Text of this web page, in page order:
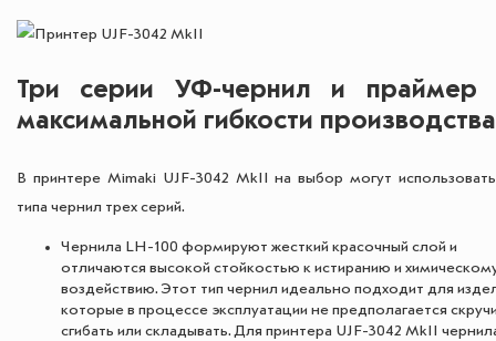
Три серии УФ-чернил и праймер
максимальной гибкости производства
В принтере Mimaki UJF-3042 MkII на выбор могут
типа чернил трех серий.
Чернила LH-100 формируют жесткий красочный слой и
отличаются высокой стойкостью к истиранию и
воздействию. Этот тип чернил идеально подходит для
которые в процессе эксплуатации не предполагается
сгибать или складывать. Для принтера UJF-3042 MkII